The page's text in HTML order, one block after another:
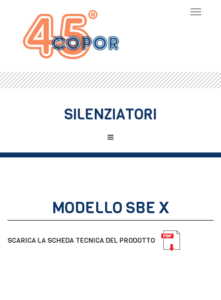
Toggle
SILENZIATORI
MODELLO SBE X
SCARICA LA SCHEDA TECNICA DEL PRODOTTO